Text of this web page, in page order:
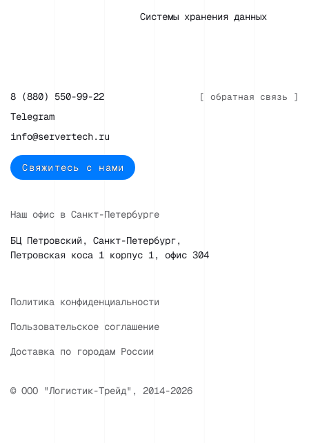
Системы хранения данных
[ обратная связь ]
8 (880) 550-99-22
Telegram
info@servertech.ru
Свяжитесь с нами
Наш офис в Санкт-Петербурге
БЦ Петровский, Санкт-Петербург,
Петровская коса 1 корпус 1, офис 304
Политика конфиденциальности
Пользовательское соглашение
Доставка по городам России
© ООО "Логистик-Трейд", 2014-2026